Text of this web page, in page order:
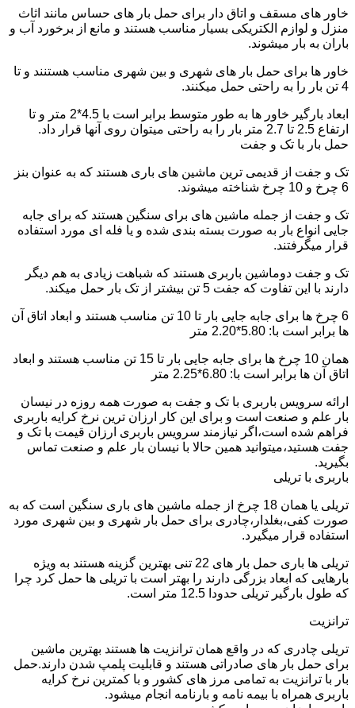
خاور های مسقف و اتاق دار برای حمل بار های حساس مانند اثاث
منزل و لوازم الکتریکی بسیار مناسب هستند و مانع از برخورد آب و
باران به بار میشوند.
خاور ها برای حمل بار های شهری و بین شهری مناسب هستنند و تا
4 تن بار را به راحتی حمل میکنند.
ابعاد بارگیر خاور ها به طور متوسط برابر است با 4.5*2 متر و تا
ارتفاع 2.5 تا 2.7 متر بار را به راحتی میتوان روی آنها قرار داد.
حمل بار با تک و جفت
تک و جفت از قدیمی ترین ماشین های باری هستند که به عنوان بنز
6 چرخ و 10 چرخ شناخته میشوند.
تک و جفت از جمله ماشین های برای سنگین هستند که برای جابه
جایی انواع بار به صورت بسته بندی شده و یا فله ای مورد استفاده
قرار میگرفتند.
تک و جفت دوماشین باربری هستند که شباهت زیادی به هم دیگر
دارند با این تفاوت که جفت 5 تن بیشتر از تک بار حمل میکند.
6 چرخ ها برای جابه جایی بار تا 10 تن مناسب هستند و ابعاد اتاق آن
ها برابر است با: 5.80*2.20 متر
همان 10 چرخ ها برای جابه جایی بار تا 15 تن مناسب هستند و ابعاد
اتاق آن ها برابر است با: 6.80*2.25 متر
ارائه سرویس باربری با تک و جفت به صورت همه روزه در نیسان
بار علم و صنعت است و برای این کار ارزان ترین نرخ کرایه باربری
فراهم شده است،اگر نیازمند سرویس باربری ارزان قیمت با تک و
جفت هستید،میتوانید همین حالا با نیسان بار علم و صنعت تماس
بگیرید.
باربری با تریلی
تریلی یا همان 18 چرخ از جمله ماشین های باری سنگین است که به
صورت کفی،بغلدار،چادری برای حمل بار شهری و بین شهری مورد
استفاده قرار میگیرد.
تریلی ها باری حمل بار های 22 تنی بهترین گزینه هستند به ویژه
بارهایی که ابعاد بزرگی دارند را بهتر است با تریلی ها حمل کرد چرا
که طول بارگیر تریلی حدودا 12.5 متر است.
ترانزیت
تریلی چادری که در واقع همان ترانزیت ها هستند بهترین ماشین
برای حمل بار های صادراتی هستند و قابلیت پلمپ شدن دارند.حمل
بار با ترانزیت به تمامی مرز های کشور و با کمترین نرخ کرایه
باربری همراه با بیمه نامه و بارنامه انجام میشود.